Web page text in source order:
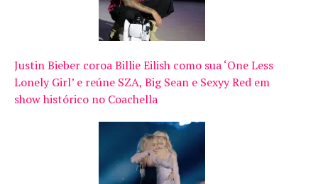
Justin Bieber coroa Billie Eilish como sua ‘One Less
Lonely Girl’ e reúne SZA, Big Sean e Sexyy Red em
show histórico no Coachella